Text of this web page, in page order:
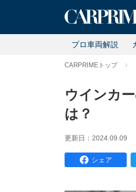
プロ車両解説
CARPRIMEトップ
ウインカ
は？
更新日：2024.09.09
シェア